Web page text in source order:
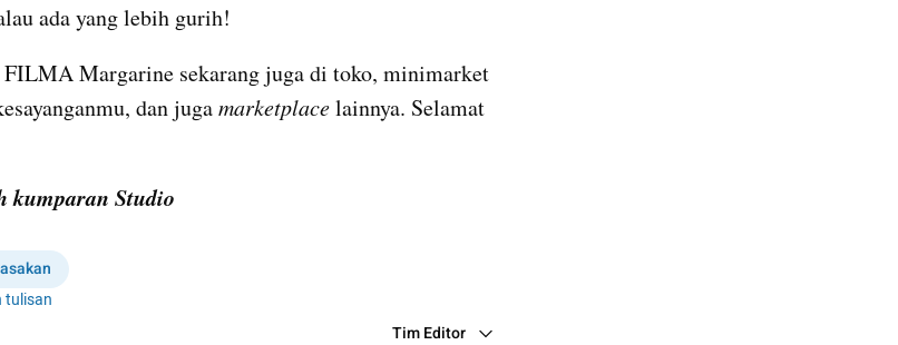
ada yang lebih gurih!
FILMA Margarine sekarang juga di toko, minimarket
dan juga marketplace lainnya. Selamat
Studio
tulisan
Tim Editor